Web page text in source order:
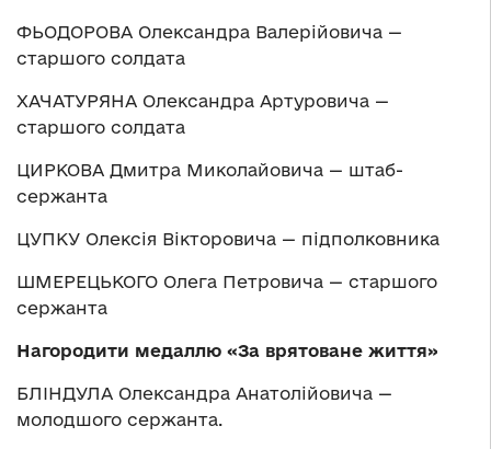
ФЬОДОРОВА Олександра Валерійовича —
старшого солдата
ХАЧАТУРЯНА Олександра Артуровича —
старшого солдата
ЦИРКОВА Дмитра Миколайовича — штаб-
сержанта
ЦУПКУ Олексія Вікторовича — підполковника
ШМЕРЕЦЬКОГО Олега Петровича — старшого
сержанта
Нагородити медаллю «За врятоване життя»
БЛІНДУЛА Олександра Анатолійовича —
молодшого сержанта.